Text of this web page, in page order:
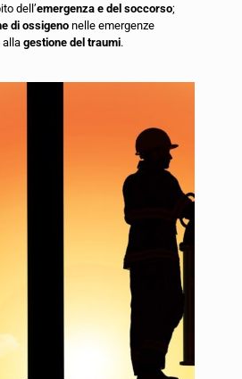
dell’emergenza e del soccorso;
di ossigeno nelle emergenze
allagestione del traumi.